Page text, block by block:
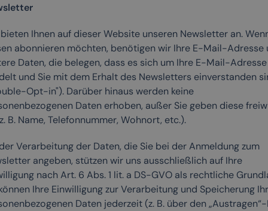
Ihnen auf dieser Website unseren Newsletter an.
abonnieren möchten, benötigen wir Ihre E-Mail-Adresse
Daten, die belegen, dass es sich um Ihre E-Mail-Adresse
und Sie mit dem Erhalt des Newsletters einverstanden
Opt-in"). Darüber hinaus werden keine
Daten erhoben, außer Sie geben diese
B. Name, Telefonnummer, Wohnort, etc.).
Verarbeitung der Daten, die Sie bei der Anmeldung zum
angeben, stützen wir uns ausschließlich auf Ihre
nach Art. 6 Abs. 1 lit. a DS-GVO als rechtliche
Ihre Einwilligung zur Verarbeitung und Speicherung
Daten jederzeit (z. B. über den